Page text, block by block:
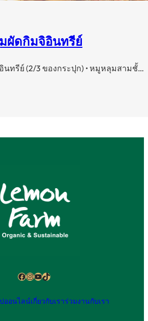
ผัดกิมจิอินทรีย์
นทรีย์ (2/3 ของกระปุก) • หมูหลุมสามชั้…
Facebook
Instagram
YouTube
TikTok
ออนไลน์เกี่ยวกับเราร่วมงานกับเรา